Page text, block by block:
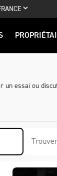
essai ou